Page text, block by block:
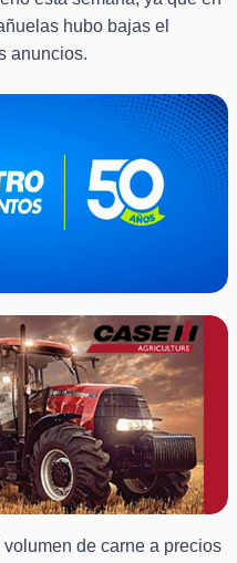
hubo bajas el
anuncios.
de carne a precios